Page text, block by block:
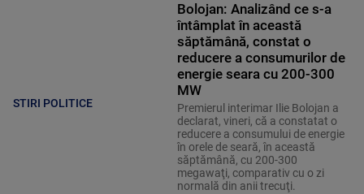
STIRI POLITICE
Bolojan: Analizând ce s-a
întâmplat în această
săptămână, constat o
reducere a consumurilor de
energie seara cu 200-300
MW
Premierul interimar Ilie Bolojan a
declarat, vineri, că a constatat o
reducere a consumului de energie
în orele de seară, în această
săptămână, cu 200-300
megawaţi, comparativ cu o zi
normală din anii trecuţi.